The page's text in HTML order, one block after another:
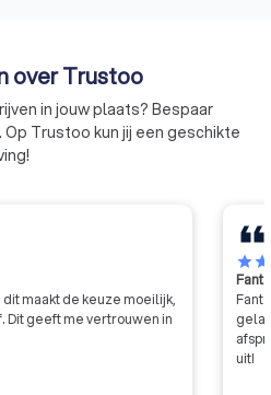
over Trustoo
in jouw plaats? Bespaar
Trustoo kun jij een geschikte
maakt de keuze moeilijk,
Dit geeft me vertrouwen in
starstar
uit!